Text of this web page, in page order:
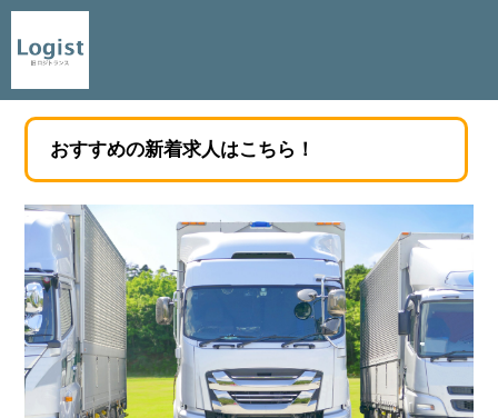
おすすめの新着求人はこちら！